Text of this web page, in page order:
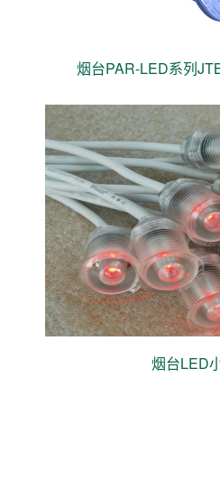
烟台PAR-LED系列
烟台LED